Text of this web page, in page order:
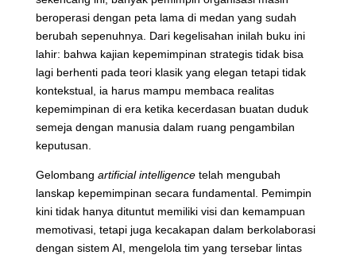
beroperasi dengan peta lama di medan yang sudah
berubah sepenuhnya. Dari kegelisahan inilah buku ini
lahir: bahwa kajian kepemimpinan strategis tidak bisa
lagi berhenti pada teori klasik yang elegan tetapi tidak
kontekstual, ia harus mampu membaca realitas
kepemimpinan di era ketika kecerdasan buatan duduk
semeja dengan manusia dalam ruang pengambilan
keputusan.
Gelombang artificial intelligencetelah mengubah
lanskap kepemimpinan secara fundamental. Pemimpin
kini tidak hanya dituntut memiliki visi dan kemampuan
memotivasi, tetapi juga kecakapan dalam berkolaborasi
dengan sistem AI, mengelola tim yang tersebar lintas